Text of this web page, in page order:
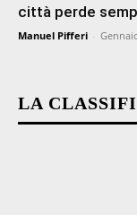
città perde
Manuel Pifferi -
LA